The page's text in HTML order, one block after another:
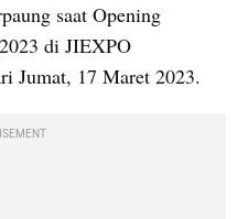
saat Opening
di JIEXPO
Jumat, 17 Maret 2023.